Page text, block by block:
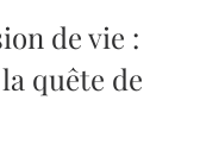
de vie :
quête de